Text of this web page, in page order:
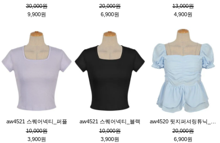
30,000원
9,900원
20,000원
6,900원
13,000원
4,900원
aw4521 스퀘어넥티_퍼플
10,000원
3,900원
aw4521 스퀘어넥티_블랙
10,000원
3,900원
20,000원
6,900원